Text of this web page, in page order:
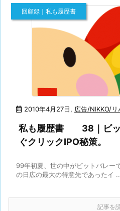
2010年4月27日
回顧録｜私も履歴書
, 広告/NIKKO/リ
私も履歴書 38｜ビッ
ぐクリックIPO秘策。
99年初夏、世の中がビットバレー
の日広の最大の得意先であったイ
記事を